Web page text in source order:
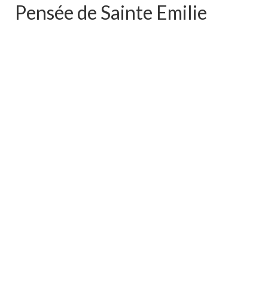
Pensée de Sainte Emilie